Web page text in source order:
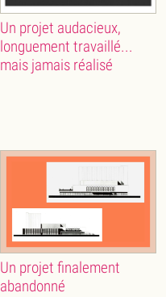
Un projet audacieux,
longuement travaillé...
mais jamais réalisé
Un projet finalement
abandonné